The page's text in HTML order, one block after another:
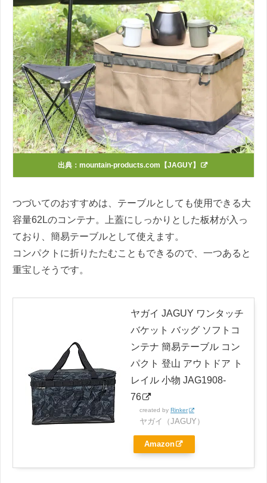
出典： mountain-products.com【JAGUY】
つづいてのおすすめは、テーブルとしても使用できる大
容量62Lのコンテナ。上蓋にしっかりとした板材が入っ
ており、簡易テーブルとして使えます。
コンパクトに折りたたむこともできるので、一つあると
重宝しそうです。
ヤガイ JAGUY ワンタッチ
バケット バッグ ソフトコ
ンテナ 簡易テーブル コン
パクト 登山 アウトドア ト
レイル 小物 JAG1908-
76
created by Rinker
ヤガイ（JAGUY）
Amazon